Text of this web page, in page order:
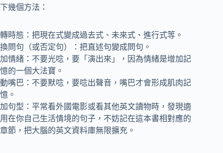
下幾個方法：
轉時態：把現在式變成過去式、未來式、進行式等。
換問句（或否定句）：把直述句變成問句。
加情緒：不要光唸，要「演出來」，因為情緒是增加記
憶的一個大法寶。
動嘴巴：不要默唸，要唸出聲音，嘴巴才會形成肌肉記
憶。
加句型：平常看外國電影或看其他英文讀物時，發現適
用在你自己生活情境的句子，不妨記在這本書相對應的
章節，把大腦的英文資料庫無限擴充。